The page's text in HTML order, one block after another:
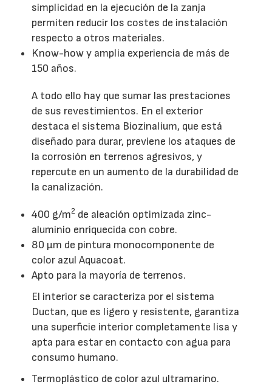
simplicidad en la ejecución de la zanja
permiten reducir los costes de instalación
respecto a otros materiales.
Know-how y amplia experiencia de más de
150 años.
A todo ello hay que sumar las prestaciones
de sus revestimientos. En el exterior
destaca el sistema Biozinalium, que está
diseñado para durar, previene los ataques de
la corrosión en terrenos agresivos, y
repercute en un aumento de la durabilidad de
la canalización.
400 g/m2 de aleación optimizada zinc-
aluminio enriquecida con cobre.
80 µm de pintura monocomponente de
color azul Aquacoat.
Apto para la mayoría de terrenos.
El interior se caracteriza por el sistema
Ductan, que es ligero y resistente, garantiza
una superficie interior completamente lisa y
apta para estar en contacto con agua para
consumo humano.
Termoplástico de color azul ultramarino.